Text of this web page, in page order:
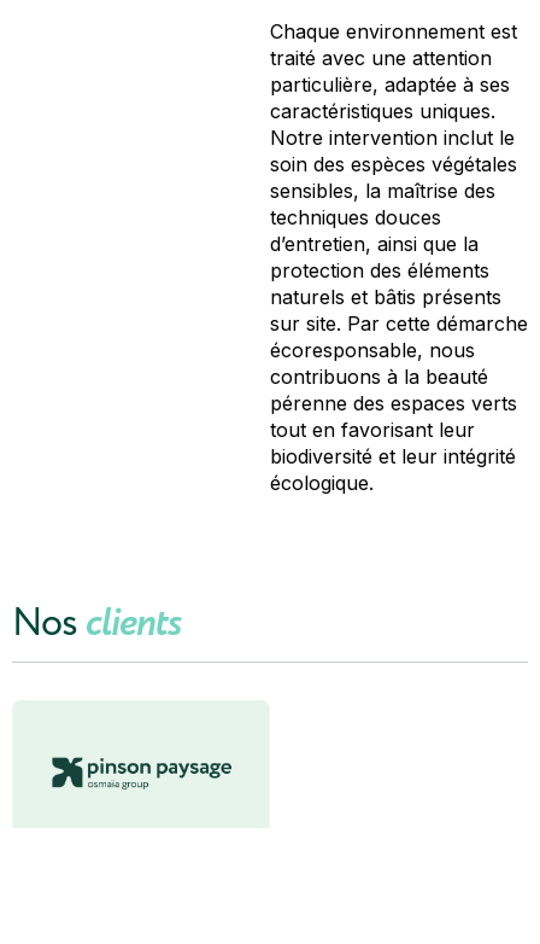
Chaque environnement est
traité avec une attention
particulière, adaptée à ses
caractéristiques uniques.
Notre intervention inclut le
soin des espèces végétales
sensibles, la maîtrise des
techniques douces
d’entretien, ainsi que la
protection des éléments
naturels et bâtis présents
sur site. Par cette démarche
écoresponsable, nous
contribuons à la beauté
pérenne des espaces verts
tout en favorisant leur
biodiversité et leur intégrité
écologique.
Nosclients